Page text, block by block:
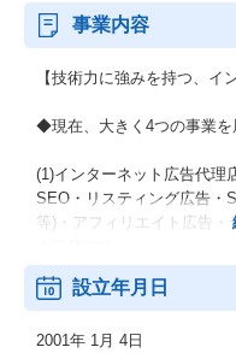
事業内容
【技術力に強みを持つ、イ
◆現在、大きく4つの事業を
(1)インターネット広告代理
SEO・リスティング広告・
等)・アフィリエイト広告・
(2)アドテクノロジー事業
配信システム)開発・販売を
設立年月日
2001年 1月 4日